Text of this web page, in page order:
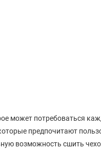
может потребоваться
предпочитают
возможность сшить